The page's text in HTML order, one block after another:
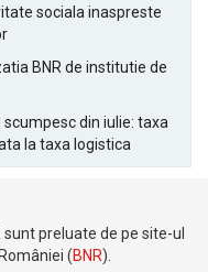
sociala inaspreste
BNR de institutie de
din iulie: taxa
la taxa logistica
preluate de pe site-ul
(BNR).